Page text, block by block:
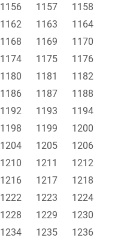
1156 1157
1158
1162 1163
1164
1168 1169
1170
1174 1175
1176
1180 1181
1182
1186 1187
1188
1192 1193
1194
1198 1199
1200
1204 1205
1206
1210 1211
1212
1216 1217
1218
1222 1223
1224
1228 1229
1230
1234 1235
1236